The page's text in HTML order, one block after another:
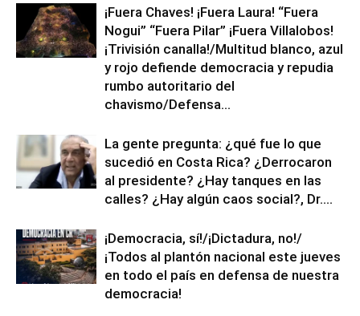
¡Fuera Chaves! ¡Fuera Laura! “Fuera
Nogui” “Fuera Pilar” ¡Fuera Villalobos!
¡Trivisión canalla!/Multitud blanco, azul
y rojo defiende democracia y repudia
rumbo autoritario del
chavismo/Defensa...
La gente pregunta: ¿qué fue lo que
sucedió en Costa Rica? ¿Derrocaron
al presidente? ¿Hay tanques en las
calles? ¿Hay algún caos social?, Dr....
¡Democracia, sí!/¡Dictadura, no!/
¡Todos al plantón nacional este jueves
en todo el país en defensa de nuestra
democracia!